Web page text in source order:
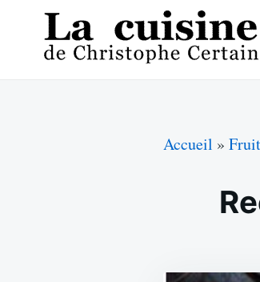
content
for:
Accueil »